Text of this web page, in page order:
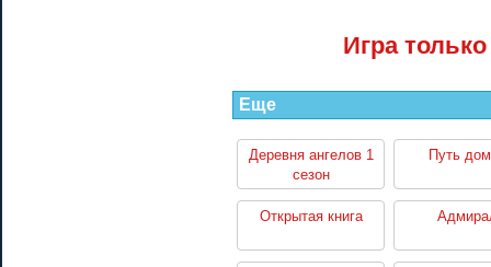
Игра
Еще
Деревня ангелов 1
сезон
Путь
Открытая книга